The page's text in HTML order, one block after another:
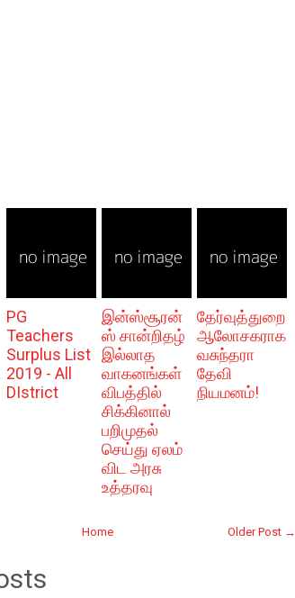
PG
Teachers
Surplus List
2019 - All
DIstrict
இன்ஸ்சூரன்
ஸ் சான்றிதழ்
இல்லாத
வாகனங்கள்
விபத்தில்
சிக்கினால்
பறிமுதல்
செய்து ஏலம்
விட அரசு
உத்தரவு
தேர்வுத்துறை
ஆலோசகராக
வசுந்தரா
தேவி
நியமனம்!
Older Post →
Home